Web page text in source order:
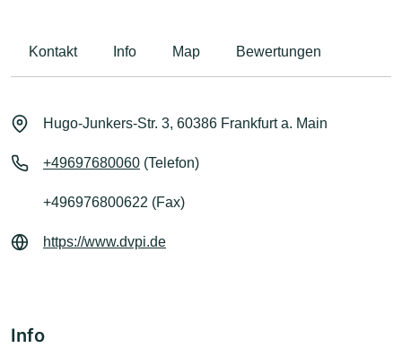
Kontakt Info Map Bewertungen
Hugo-Junkers-Str. 3, 60386 Frankfurt a. Main
+49697680060 (Telefon)
+496976800622 (Fax)
https://www.dvpi.de
Info